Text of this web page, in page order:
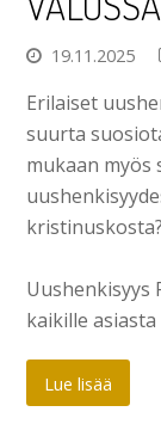
19.11.2025
Erilaiset
suurta
mukaan myös
kristinuskosta?
Uushenkisyys
kaikille
Lue lisää